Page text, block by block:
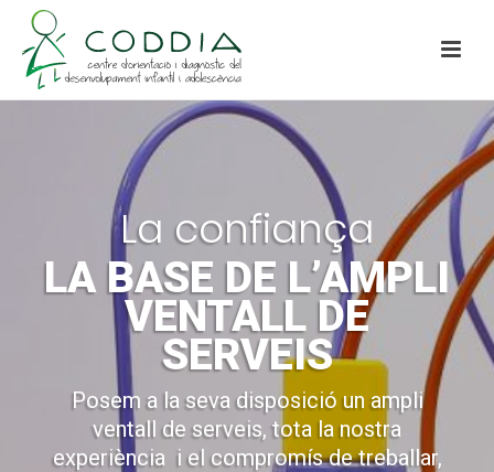
La confiança
LA BASE DE L’AMPLI
VENTALL DE
SERVEIS
Posem a la seva disposició un ampli
ventall de serveis, tota la nostra
experiència i el compromís de treballar,